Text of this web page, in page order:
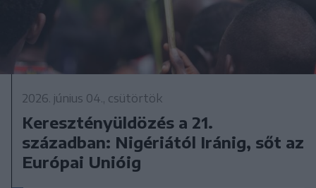
2026. június 04., csütörtök
Keresztényüldözés a 21.
században: Nigériától Iránig, sőt az
Európai Unióig